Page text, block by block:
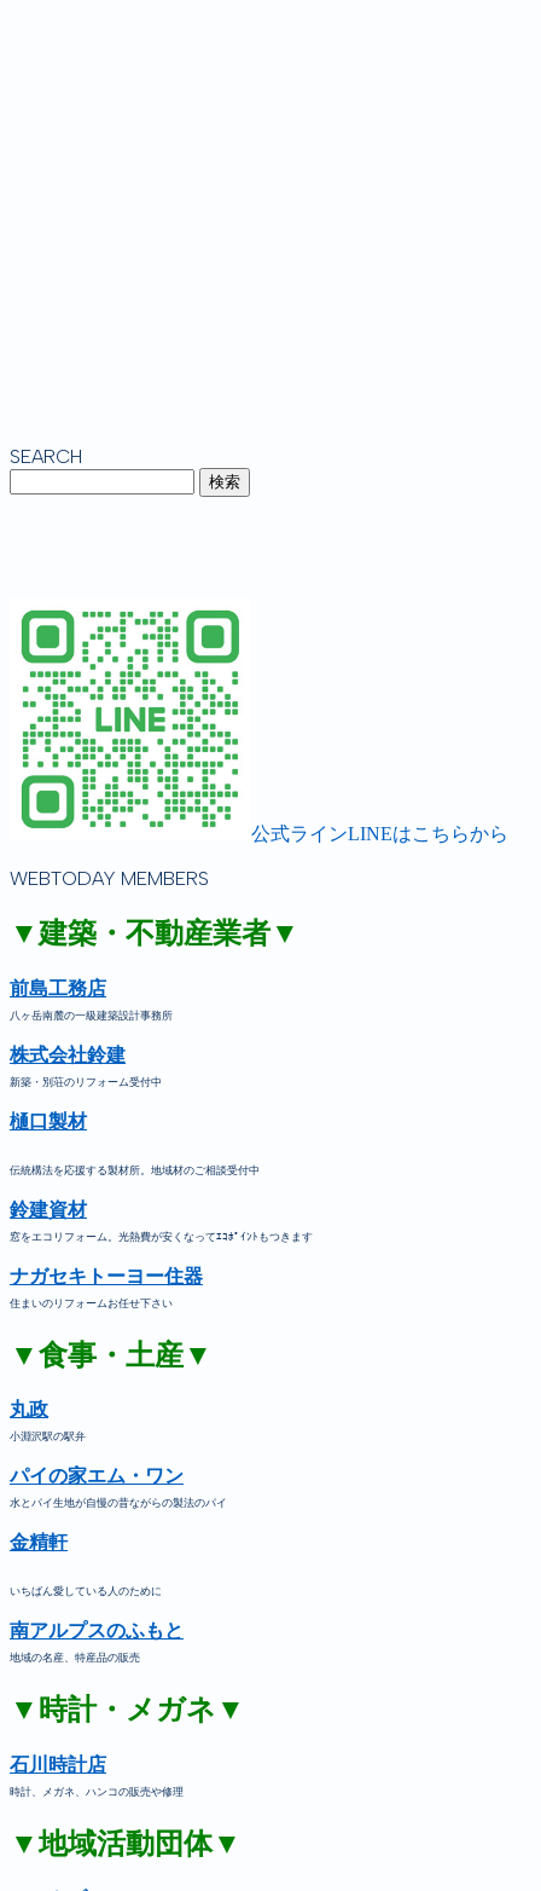
SEARCH
公式ラインLINEはこちらから
WEBTODAY MEMBERS
▼建築・不動産業者▼
前島工務店
八ヶ岳南麓の一級建築設計事務所
株式会社鈴建
新築・別荘のリフォーム受付中
樋口製材
伝統構法を応援する製材所。地域材のご相談受付中
鈴建資材
窓をエコリフォーム。光熱費が安くなってｴｺﾎﾟｲﾝﾄもつきます
ナガセキトーヨー住器
住まいのリフォームお任せ下さい
▼食事・土産▼
丸政
小淵沢駅の駅弁
パイの家エム・ワン
水とパイ生地が自慢の昔ながらの製法のパイ
金精軒
いちばん愛している人のために
南アルプスのふもと
地域の名産、特産品の販売
▼時計・メガネ▼
石川時計店
時計、メガネ、ハンコの販売や修理
▼地域活動団体▼